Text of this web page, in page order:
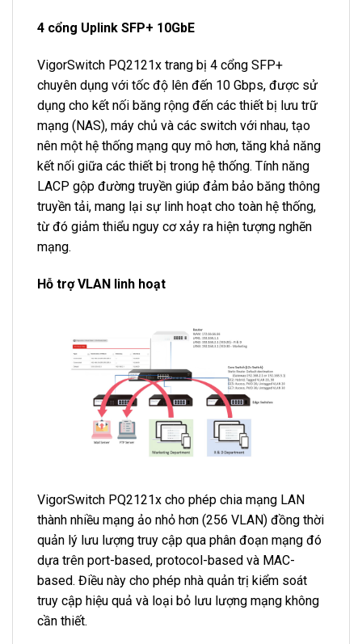
4 cổng Uplink SFP+ 10GbE
VigorSwitch PQ2121x trang bị 4 cổng SFP+
chuyên dụng với tốc độ lên đến 10 Gbps, được sử
dụng cho kết nối băng rộng đến các thiết bị lưu trữ
mạng (NAS), máy chủ và các switch với nhau, tạo
nên một hệ thống mạng quy mô hơn, tăng khả năng
kết nối giữa các thiết bị trong hệ thống. Tính năng
LACP gộp đường truyền giúp đảm bảo băng thông
truyền tải, mang lại sự linh hoạt cho toàn hệ thống,
từ đó giảm thiểu nguy cơ xảy ra hiện tượng nghẽn
mạng.
Hỗ trợ VLAN linh hoạt
VigorSwitch PQ2121x cho phép chia mạng LAN
thành nhiều mạng ảo nhỏ hơn (256 VLAN) đồng thời
quản lý lưu lượng truy cập qua phân đoạn mạng đó
dựa trên port-based, protocol-based và MAC-
based. Điều này cho phép nhà quản trị kiểm soát
truy cập hiệu quả và loại bỏ lưu lượng mạng không
cần thiết.